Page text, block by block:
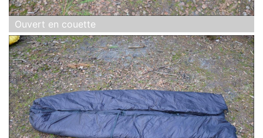
Ouvert en couette